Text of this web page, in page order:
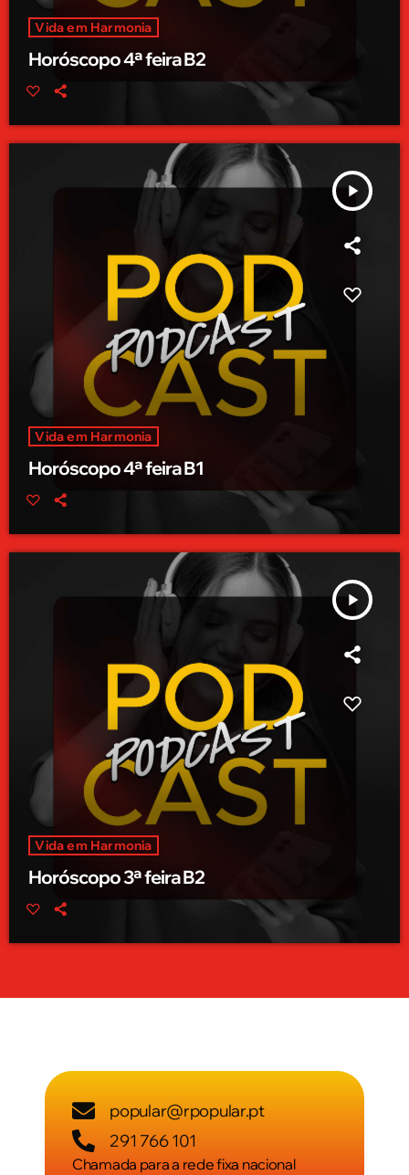
Vida em Harmonia
Horóscopo 4ª feira B2
play_arrow
Vida em Harmonia
Horóscopo 4ª feira B1
play_arrow
Vida em Harmonia
Horóscopo 3ª feira B2
popular@rpopular.pt
291 766 101
Chamada para a rede fixa nacional